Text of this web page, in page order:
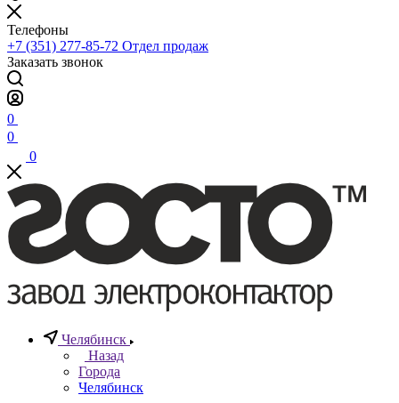
Телефоны
+7 (351) 277-85-72 Отдел продаж
Заказать звонок
0
0
0
Челябинск
Назад
Города
Челябинск